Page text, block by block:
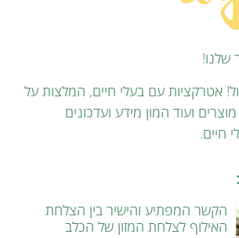
שלנו!
אטרקציות עם בעלי חיים, המלצות על
ועוד המון מידע ועדכונים
חיים.
הקשר המפתיע והישיר בין הצלחת
האילוף לצלחת המזון של הכלב